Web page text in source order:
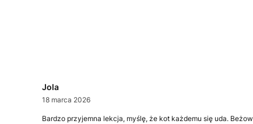
Jola
18 marca 2026
Bardzo przyjemna lekcja, myślę, że kot każdemu się uda.